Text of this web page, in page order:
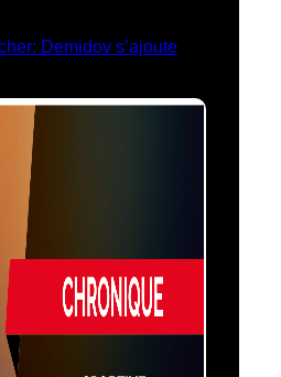
Demidov s’ajoute